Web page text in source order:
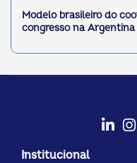
Modelo brasileiro do
congresso na Argentina
Institucional